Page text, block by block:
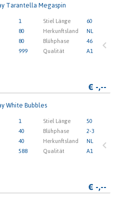
Tarantella Megaspin
1 Stiel Länge
60
80 Herkunftsland
NL
80 Blühphase
46
999 Qualität A1
€ -,--
4 5
White Bubbles
1 Stiel Länge
50
40 Blühphase
2-3
40 Herkunftsland
NL
588 Qualität A1
€ -,--
4 5